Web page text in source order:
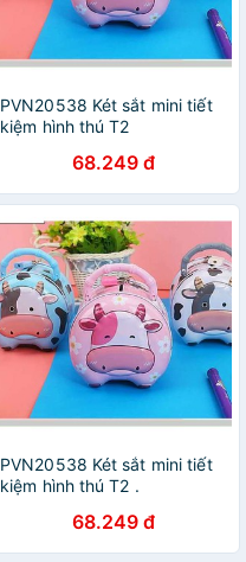
PVN20538 Két sắt mini tiết
kiệm hình thú T2
68.249 đ
PVN20538 Két sắt mini tiết
kiệm hình thú T2 .
68.249 đ